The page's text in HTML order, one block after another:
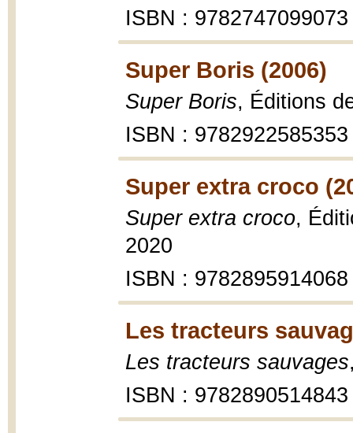
ISBN : 9782747099073
Super Boris (2006)
Super Boris, Éditions
ISBN : 9782922585353
Super extra croco
Super extra croco,
2020
ISBN : 9782895914068
Les tracteurs
Les tracteurs sauvages
ISBN : 9782890514843